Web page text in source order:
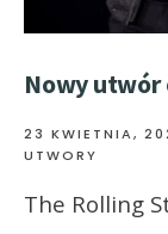
Nowy utwór
23 KWIETNIA,
UTWORY
The Rolling